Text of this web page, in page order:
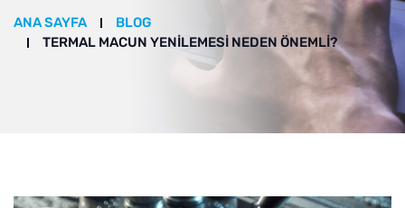
ANA SAYFA
BLOG
TERMAL MACUN YENILEMESI NEDEN ÖNEMLI?